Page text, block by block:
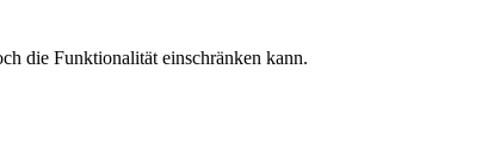
die Funktionalität einschränken kann.